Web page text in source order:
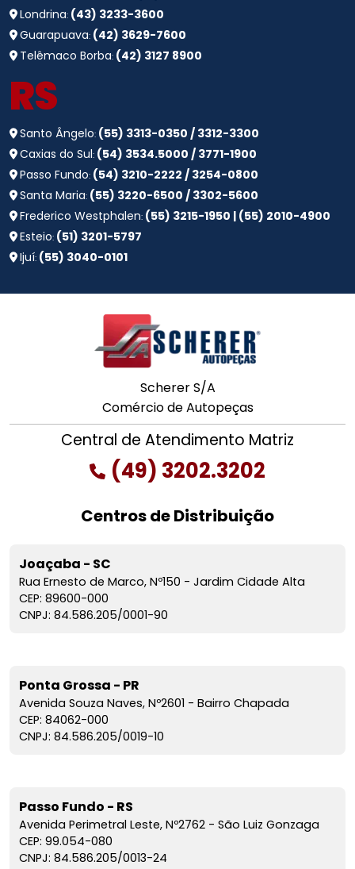
Londrina: (43) 3233-3600
Guarapuava: (42) 3629-7600
Telêmaco Borba: (42) 3127 8900
RS
Santo Ângelo: (55) 3313-0350 / 3312-3300
Caxias do Sul: (54) 3534.5000 / 3771-1900
Passo Fundo: (54) 3210-2222 / 3254-0800
Santa Maria: (55) 3220-6500 / 3302-5600
Frederico Westphalen: (55) 3215-1950 | (55) 2010-4900
Esteio: (51) 3201-5797
Ijuí: (55) 3040-0101
Scherer S/A
Comércio de Autopeças
Central de Atendimento Matriz
(49) 3202.3202
Centros de Distribuição
Joaçaba - SC
Rua Ernesto de Marco, Nº150 - Jardim Cidade Alta
CEP: 89600-000
CNPJ: 84.586.205/0001-90
Ponta Grossa - PR
Avenida Souza Naves, Nº2601 - Bairro Chapada
CEP: 84062-000
CNPJ: 84.586.205/0019-10
Passo Fundo - RS
Avenida Perimetral Leste, Nº2762 - São Luiz Gonzaga
CEP: 99.054-080
CNPJ: 84.586.205/0013-24